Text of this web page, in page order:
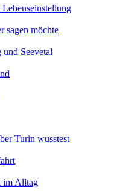
sagen möchte
Seevetal
Turin wusstest
im Alltag